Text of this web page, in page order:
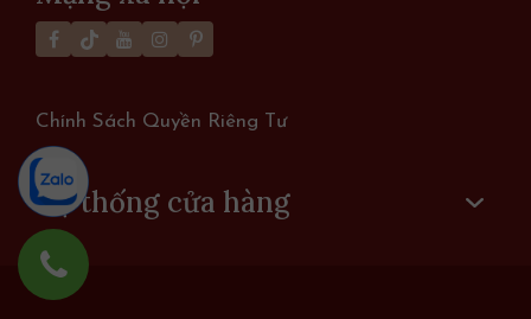
Chính Sách Quyền Riêng Tư
Hệ thống cửa hàng